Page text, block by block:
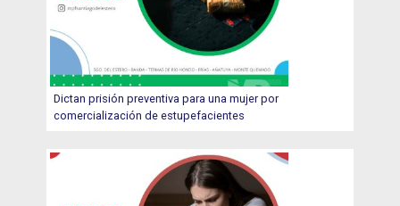
Dictan prisión preventiva para una mujer por
comercialización de estupefacientes